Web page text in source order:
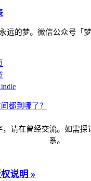
远的梦。微信公众号「
都到哪了？
，请在曾经交流。如需探
系。
说明 »